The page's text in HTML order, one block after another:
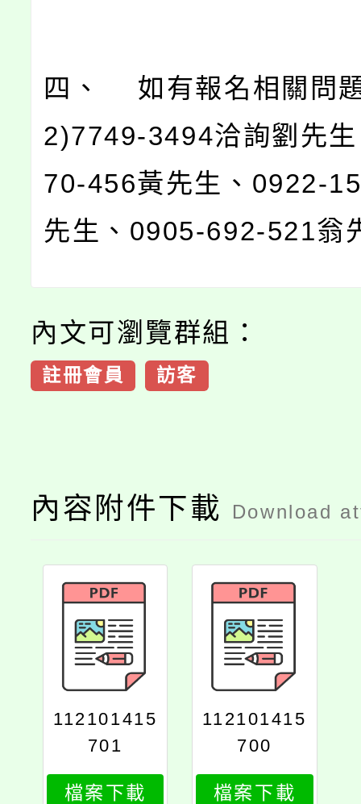
四、 如有報名相關問
2)7749-3494洽詢劉先
70-456黃先生、0922-
先生、0905-692-521翁
內文可瀏覽群組：
註冊會員 訪客
內容附件下載 Download
112101415
701
檔案下載
112101415
700
檔案下載